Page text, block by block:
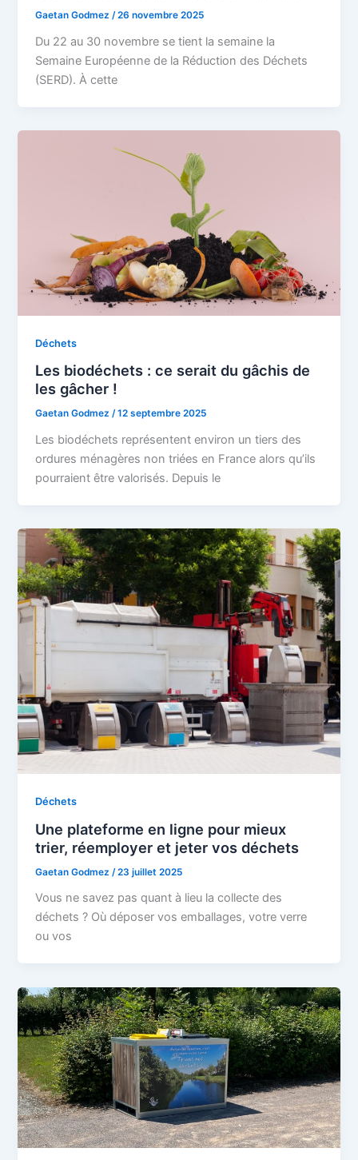
Gaetan Godmez/26 novembre 2025
Du 22 au 30 novembre se tient la semaine la
Semaine Européenne de la Réduction des Déchets
(SERD). À cette
Déchets
Les biodéchets : ce serait du gâchis de
les gâcher !
Gaetan Godmez/12 septembre 2025
Les biodéchets représentent environ un tiers des
ordures ménagères non triées en France alors qu’ils
pourraient être valorisés. Depuis le
Déchets
Une plateforme en ligne pour mieux
trier, réemployer et jeter vos déchets
Gaetan Godmez /23 juillet 2025
Vous ne savez pas quant à lieu la collecte des
déchets ? Où déposer vos emballages, votre verre
ou vos